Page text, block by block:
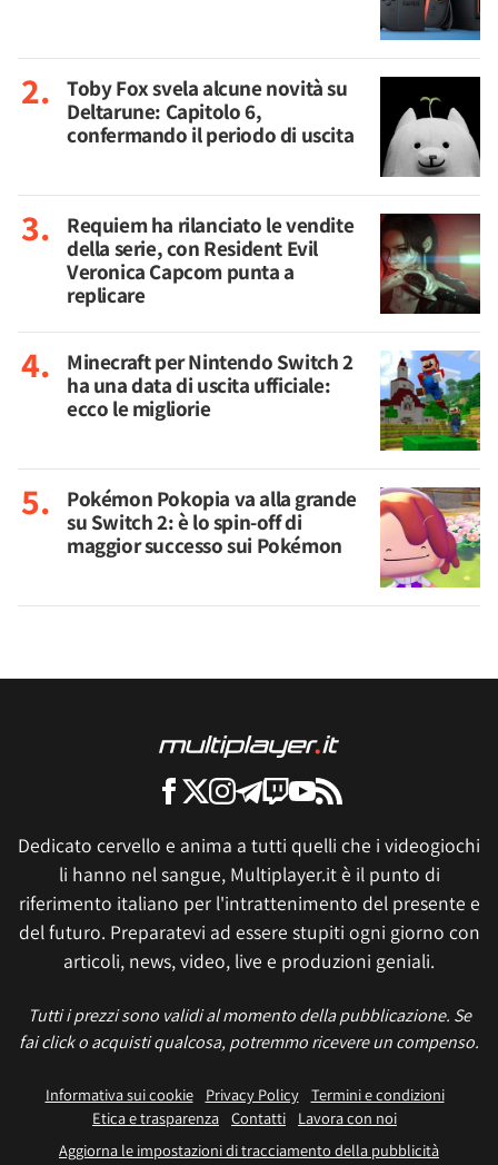
Toby Fox svela alcune novità su
Deltarune: Capitolo 6,
confermando il periodo di uscita
Requiem ha rilanciato le vendite
della serie, con Resident Evil
Veronica Capcom punta a
replicare
Minecraft per Nintendo Switch 2
ha una data di uscita ufficiale:
ecco le migliorie
Pokémon Pokopia va alla grande
su Switch 2: è lo spin-off di
maggior successo sui Pokémon
Dedicato cervello e anima a tutti quelli che i videogiochi
li hanno nel sangue, Multiplayer.it è il punto di
riferimento italiano per l'intrattenimento del presente e
del futuro. Preparatevi ad essere stupiti ogni giorno con
articoli, news, video, live e produzioni geniali.
Tutti i prezzi sono validi al momento della pubblicazione. Se
fai click o acquisti qualcosa, potremmo ricevere un compenso.
Informativa sui cookie Privacy Policy
Termini e condizioni
Etica e trasparenza Contatti
Lavora con noi
Aggiorna le impostazioni di tracciamento della pubblicità